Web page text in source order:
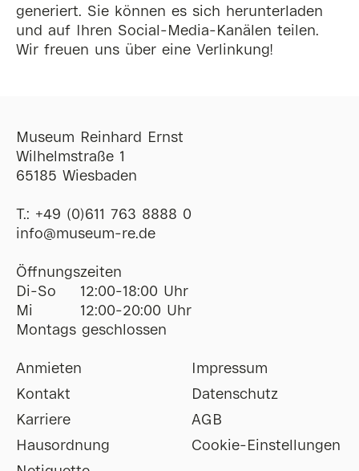
generiert. Sie können es sich herunterladen
und auf Ihren Social-Media-Kanälen teilen.
Wir freuen uns über eine Verlinkung!
Museum Reinhard Ernst
Wilhelmstraße 1
65185 Wiesbaden
T.: +49 (0)611 763 8888 0
ofni@museum-re de
Öffnungszeiten
Di-So
12:00-18:00 Uhr
Mi
12:00-20:00 Uhr
Montags geschlossen
Anmieten
Kontakt
Karriere
Hausordnung
Impressum
Datenschutz
AGB
Cookie-Einstellungen